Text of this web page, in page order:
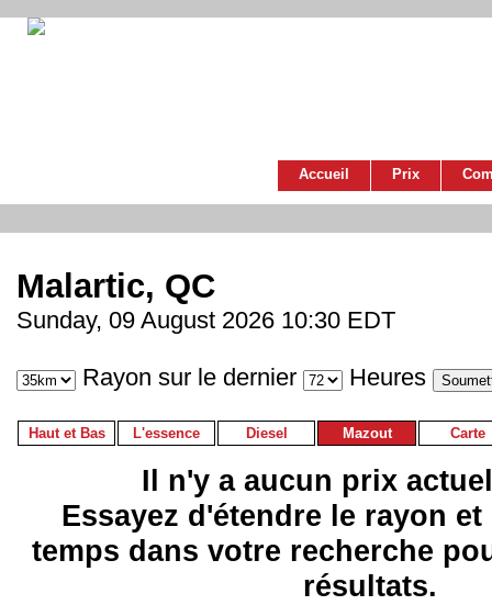
Accueil Prix
Malartic, QC
Sunday, 09 August 2026 10:30 EDT
Rayon sur le dernier Heures
Haut et Bas L'essence Diesel Mazout Carte
Il n'y a aucun prix
Essayez d'étendre le rayon
temps dans votre recherche
résultats.